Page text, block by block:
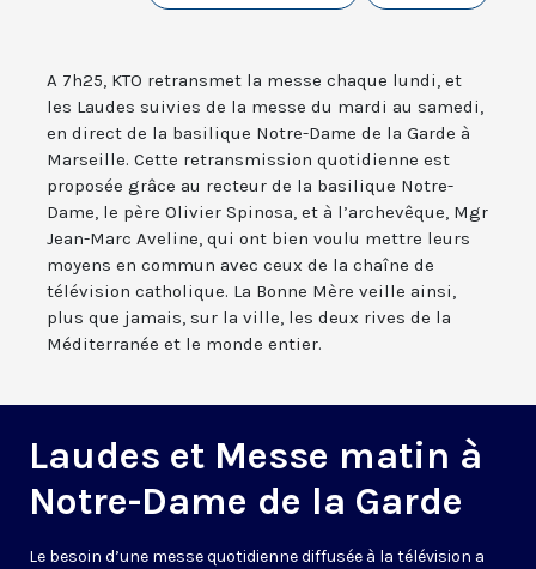
A 7h25, KTO retransmet la messe chaque lundi, et
les Laudes suivies de la messe du mardi au samedi,
en direct de la basilique Notre-Dame de la Garde à
Marseille. Cette retransmission quotidienne est
proposée grâce au recteur de la basilique Notre-
Dame, le père Olivier Spinosa, et à l’archevêque, Mgr
Jean-Marc Aveline, qui ont bien voulu mettre leurs
moyens en commun avec ceux de la chaîne de
télévision catholique. La Bonne Mère veille ainsi,
plus que jamais, sur la ville, les deux rives de la
Méditerranée et le monde entier.
Laudes et Messe matin à
Notre-Dame de la Garde
Le besoin d’une messe quotidienne diffusée à la télévision a